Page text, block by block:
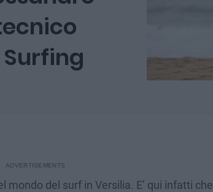
mondo del surf in Versilia. E’ qui infatti che